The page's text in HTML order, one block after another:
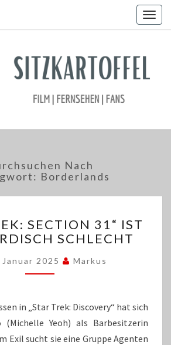
Nach
Borderlands
TREK:
SECTION
IST
UNTERIRDISCH
SECTION 31“ IST
SCHLECHT
Januar 2025 Markus
in „Star Trek: Discovery“ hat sich
(Michelle Yeoh) als Barbesitzerin
Exil sucht sie eine Gruppe Agenten